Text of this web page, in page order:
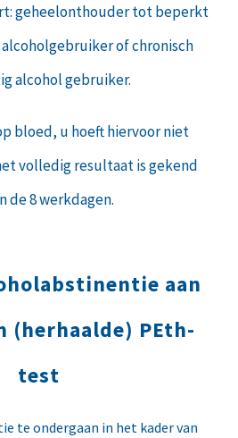
geheelonthouder tot beperkt
of chronisch
alcohol gebruiker.
bloed, u hoeft hiervoor niet
volledig resultaat is gekend
de 8 werkdagen.
aan
(herhaalde) PEth-
test
te ondergaan in het kader van